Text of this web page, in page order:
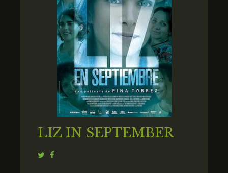
LIZ IN SEPTEMBER
Twitter